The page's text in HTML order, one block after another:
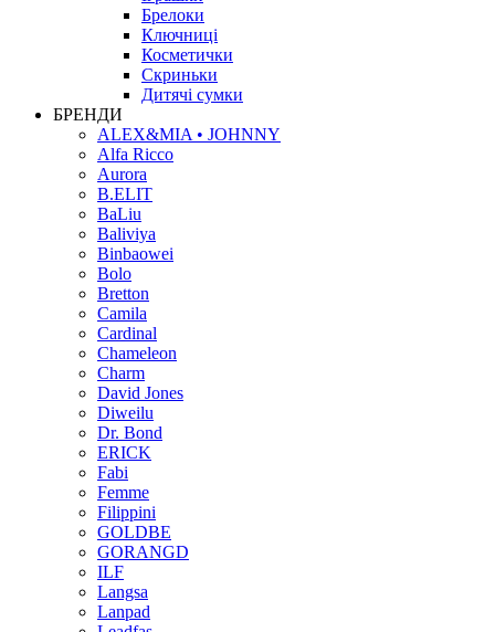
Брелоки
Ключниці
Косметички
Скриньки
Дитячі сумки
БРЕНДИ
ALEX&MIA • JOHNNY
Alfa Ricco
Aurora
B.ELIT
BaLiu
Baliviya
Binbaowei
Bolo
Bretton
Camila
Cardinal
Chameleon
Charm
David Jones
Diweilu
Dr. Bond
ERICK
Fabi
Femme
Filippini
GOLDBE
GORANGD
ILF
Langsa
Lanpad